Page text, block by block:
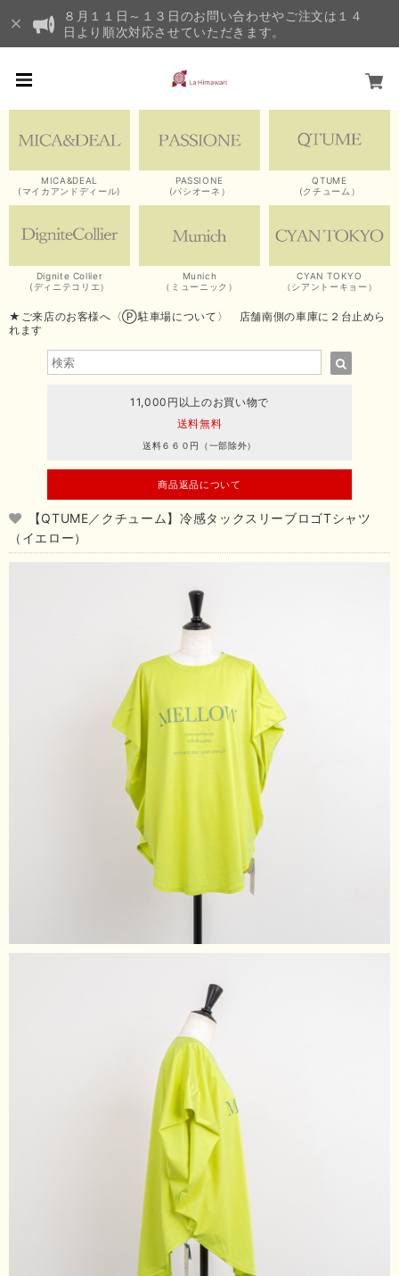
８月１１日～１３日のお問い合わせやご注文は１４
日より順次対応させていただきます。
MICA&DEAL
(マイカアンドディール)
PASSIONE
(パシオーネ）
QTUME
(クチューム）
Dignite Collier
(ディニテコリエ）
Munich
（ミューニック）
CYAN TOKYO
（シアントーキョー）
★ご来店のお客様へ〈Ⓟ駐車場について〉 店舗南側の車庫に２台止めら
れます
11,000円以上のお買い物で
送料無料
送料６６０円（一部除外）
商品返品について
【QTUME／クチューム】冷感タックスリーブロゴTシャツ
（イエロー）